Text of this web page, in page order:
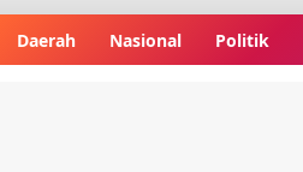
Daerah Nasional Politik